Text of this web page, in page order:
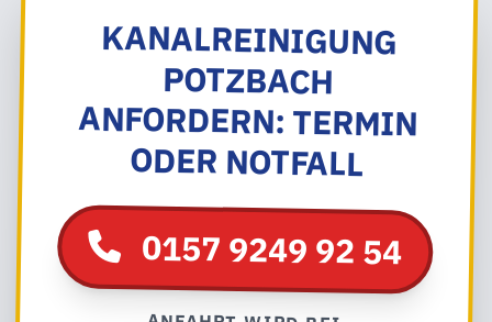
KANALREINIGUNG
POTZBACH
ANFORDERN: TERMIN
ODER NOTFALL
0157 9249 92 54